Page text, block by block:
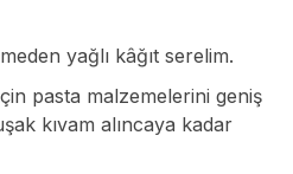
yağlı kâğıt serelim.
pasta malzemelerini geniş
kıvam alıncaya kadar